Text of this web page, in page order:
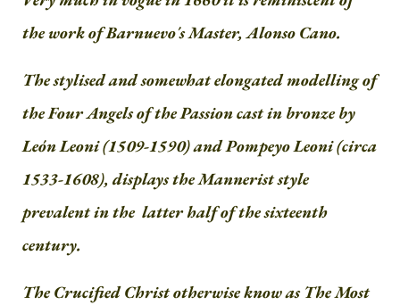
the work of Barnuevo´s Master, Alonso Cano.
The stylised and somewhat elongated modelling of
the Four Angels of the Passion cast in bronze by
León Leoni (1509-1590) and Pompeyo Leoni (circa
1533-1608), displays the Mannerist style
prevalent in the latter half of the sixteenth
century.
The Crucified Christ otherwise know as The Most